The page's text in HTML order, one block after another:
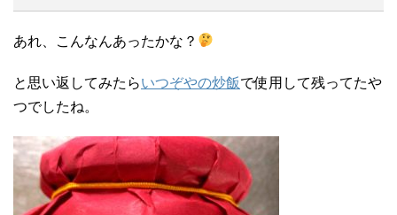
あれ、こんなんあったかな？
と思い返してみたらいつぞやの炒飯で使用して残ってたや
つでしたね。